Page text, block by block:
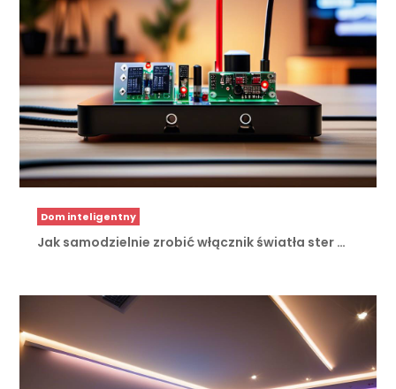
Dom inteligentny
Jak samodzielnie zrobić włącznik światła ster …